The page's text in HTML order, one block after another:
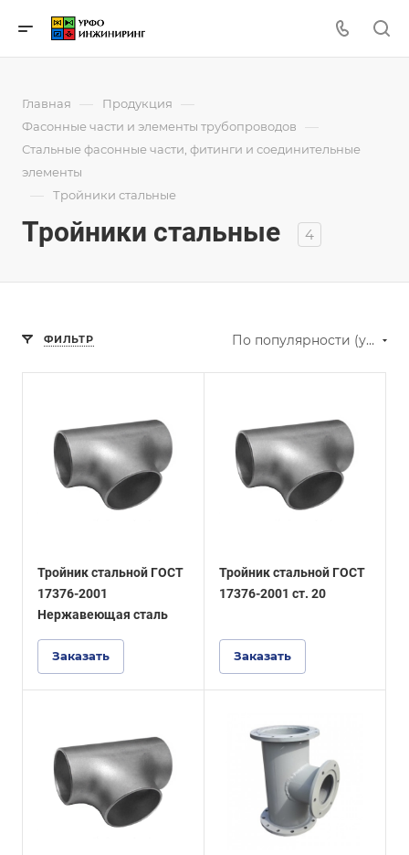
Главная — Продукция —
Фасонные части и элементы трубопроводов —
Стальные фасонные части, фитинги и соединительные
элементы
— Тройники стальные
Тройники стальные 4
ФИЛЬТР По популярности (убывание)
Тройник стальной ГОСТ
17376-2001
Нержавеющая сталь
Заказать
Тройник стальной ГОСТ
17376-2001 ст. 20
Заказать